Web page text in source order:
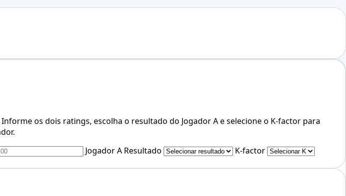
os dois ratings, escolha o resultado do Jogador A e selecione o K-factor para
Jogador A Resultado K-factor